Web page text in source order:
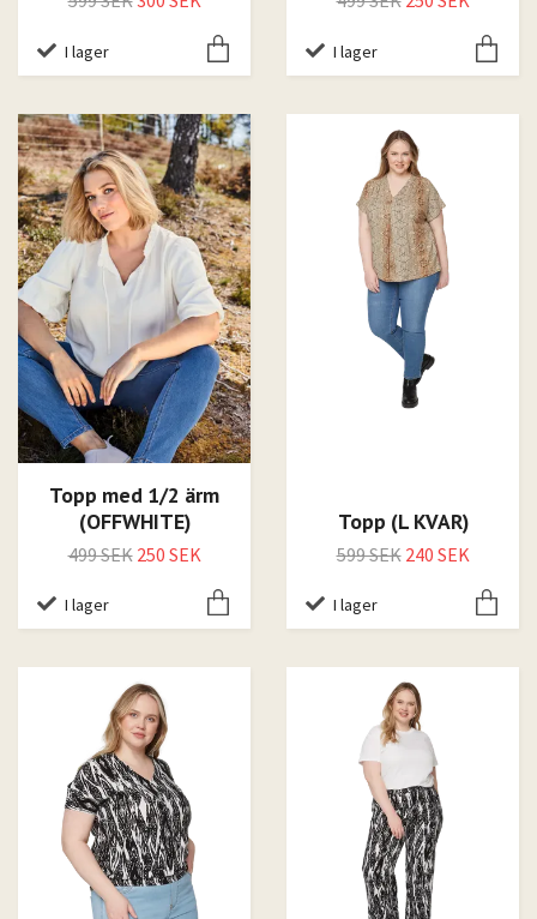
I lager I lager
Topp med 1/2 ärm
(OFFWHITE)
499 SEK 250 SEK
I lager
Topp (L KVAR)
599 SEK 240 SEK
I lager